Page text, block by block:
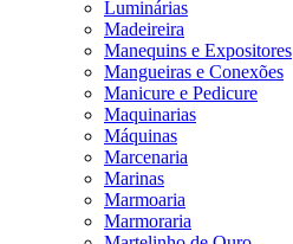
Luminárias
Madeireira
Manequins e Expositores
Mangueiras e Conexões
Manicure e Pedicure
Maquinarias
Máquinas
Marcenaria
Marinas
Marmoaria
Marmoraria